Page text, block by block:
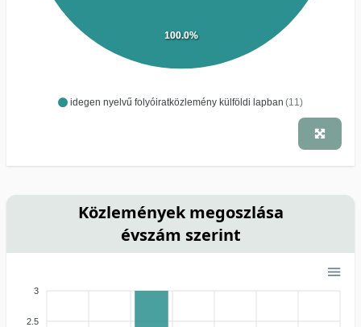
idegen nyelvű folyóiratközlemény külföldi lapban (11)
100.0%
Közlemények megoszlása
évszám szerint
3
2.5